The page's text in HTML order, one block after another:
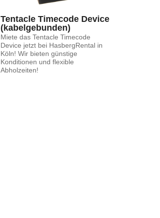
Tentacle Timecode Device
(kabelgebunden)
Miete das Tentacle Timecode
Device jetzt bei HasbergRental in
Köln! Wir bieten günstige
Konditionen und flexible
Abholzeiten!